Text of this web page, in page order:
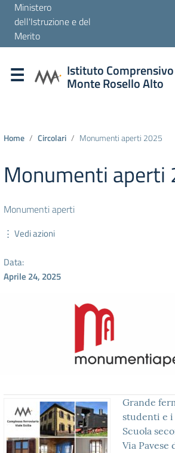
Ministero
dell'Istruzione e del
Merito
Istituto Comprensivo
Monte Rosello Alto
Home Circolari Monumenti aperti 2025
Monumenti aperti
Monumenti aperti
⋮ Vedi azioni
Data:
Aprile 24, 2025
Grande
studenti e
Scuola
Via Pavese